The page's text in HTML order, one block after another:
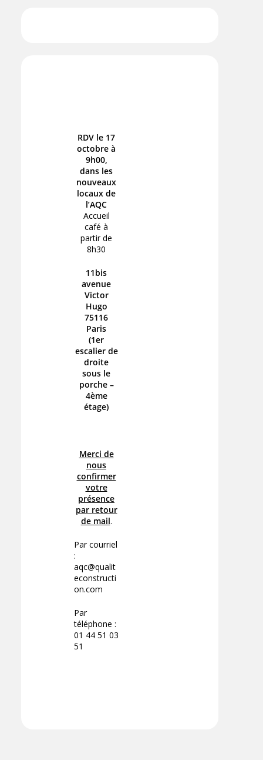
RDV le 17
octobre à
9h00,
dans les
nouveaux
locaux de
l’AQC
Accueil
café à
partir de
8h30
11bis
avenue
Victor
Hugo
75116
Paris
(1er
escalier de
droite
sous le
porche –
4ème
étage)
Merci de
nous
confirmer
votre
présence
par retour
de mail.
Par courriel
:
aqc@qualit
econstructi
on.com
Par
téléphone :
01 44 51 03
51